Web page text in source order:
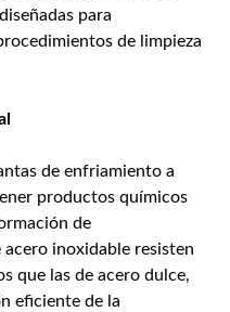
para
de limpieza
de enfriamiento a
productos químicos
de
acero inoxidable resisten
que las de acero dulce,
eficiente de la